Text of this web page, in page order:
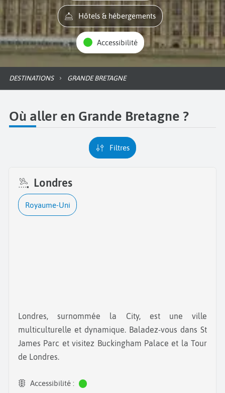
Hôtels & hébergements
Accessibilité
DESTINATIONS GRANDE BRETAGNE
Où aller en Grande Bretagne ?
Filtres
Londres
Royaume-Uni
Londres, surnommée la City, est une ville
multiculturelle et dynamique. Baladez-vous dans St
James Parc et visitez Buckingham Palace et la Tour
de Londres.
Accessibilité :